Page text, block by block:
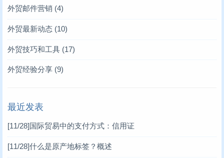
外贸邮件营销 (4)
外贸最新动态 (10)
外贸技巧和工具 (17)
外贸经验分享 (9)
最近发表
[11/28]国际贸易中的支付方式：信用证
[11/28]什么是原产地标签？概述